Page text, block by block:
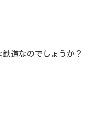
道なのでしょうか？